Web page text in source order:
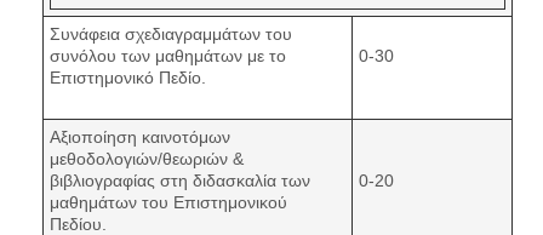
Συνάφεια σχεδιαγραμμάτων του
συνόλου των μαθημάτων με το
Επιστημονικό Πεδίο.
0-30
Αξιοποίηση καινοτόμων
μεθοδολογιών/θεωριών &
βιβλιογραφίας στη διδασκαλία των
μαθημάτων του Επιστημονικού
Πεδίου.
0-20